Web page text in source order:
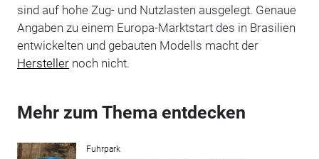
sind auf hohe Zug- und Nutzlasten ausgelegt. Genaue
Angaben zu einem Europa-Marktstart des in Brasilien
entwickelten und gebauten Modells macht der
Herstellernoch nicht.
Mehr zum Thema entdecken
Fuhrpark